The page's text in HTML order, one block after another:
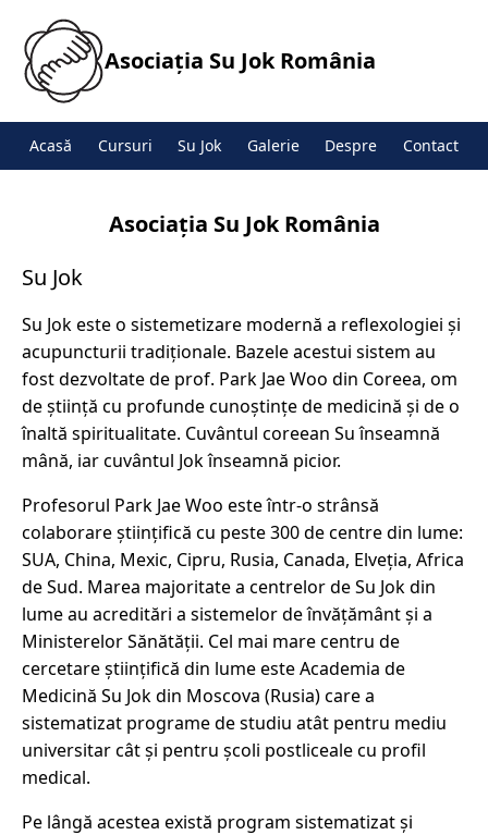
Asociația Su Jok România
Acasă Cursuri Su Jok Galerie Despre Contact
Asociația Su Jok România
Su Jok
Su Jok este o sistemetizare modernă a reflexologiei și
acupuncturii tradiționale. Bazele acestui sistem au
fost dezvoltate de prof. Park Jae Woo din Coreea, om
de știință cu profunde cunoștințe de medicină și de o
înaltă spiritualitate. Cuvântul coreean Su înseamnă
mână, iar cuvântul Jok înseamnă picior.
Profesorul Park Jae Woo este într-o strânsă
colaborare științifică cu peste 300 de centre din lume:
SUA, China, Mexic, Cipru, Rusia, Canada, Elveția, Africa
de Sud. Marea majoritate a centrelor de Su Jok din
lume au acreditări a sistemelor de învățământ și a
Ministerelor Sănătății. Cel mai mare centru de
cercetare științifică din lume este Academia de
Medicină Su Jok din Moscova (Rusia) care a
sistematizat programe de studiu atât pentru mediu
universitar cât și pentru școli postliceale cu profil
medical.
Pe lângă acestea există program sistematizat și